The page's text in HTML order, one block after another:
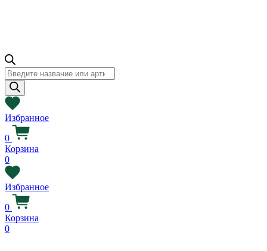
Поиск
товаров
Избранное
0
Корзина
0
Избранное
0
Корзина
0